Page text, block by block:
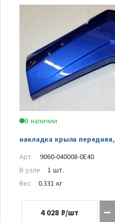
В наличии
накладка крыла
Арт.
9060-040008-0E40
В узле
1 шт.
Вес
0.331 кг
4 028 ₽/шт